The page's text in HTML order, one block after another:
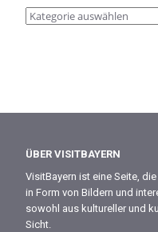
ÜBER VISITBAYERN
VisitBayern ist eine Seite,
in Form von Bildern und
sowohl aus kultureller und
Sicht.